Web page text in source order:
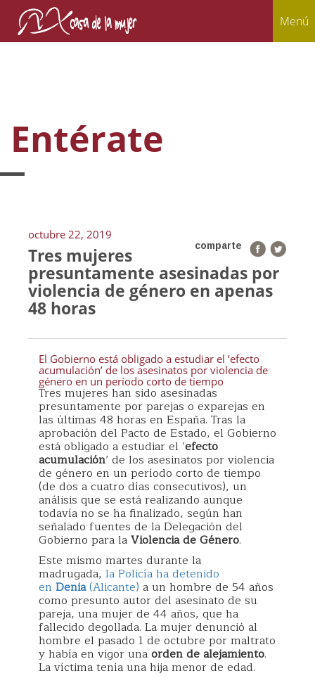
Menú
Entérate
octubre 22, 2019
comparte
Tres mujeres
presuntamente asesinadas por
violencia de género en apenas
48 horas
El Gobierno está obligado a estudiar el ‘efecto
acumulación’ de los asesinatos por violencia de
género en un período corto de tiempo
Tres mujeres han sido asesinadas
presuntamente por parejas o exparejas en
las últimas 48 horas en España. Tras la
aprobación del Pacto de Estado, el Gobierno
está obligado a estudiar el ‘efecto
acumulación’ de los asesinatos por violencia
de género en un período corto de tiempo
(de dos a cuatro días consecutivos), un
análisis que se está realizando aunque
todavía no se ha finalizado, según han
señalado fuentes de la Delegación del
Gobierno para laViolencia de Género.
Este mismo martes durante la
madrugada, la Policía ha detenido
en Denia(Alicante) a un hombre de 54 años
como presunto autor del asesinato de su
pareja, una mujer de 44 años, que ha
fallecido degollada. La mujer denunció al
hombre el pasado 1 de octubre por maltrato
y había en vigor unaorden de alejamiento.
La víctima tenía una hija menor de edad.